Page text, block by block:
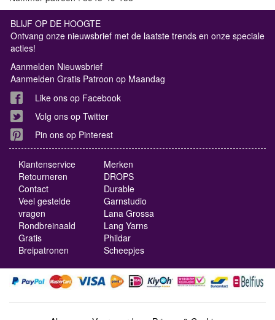
BLIJF OP DE HOOGTE
Ontvang onze nieuwsbrief met de laatste trends en onze speciale
acties!
Aanmelden Nieuwsbrief
Aanmelden Gratis Patroon op Maandag
Like ons op Facebook
Volg ons op Twitter
Pin ons op Pinterest
Klantenservice
Retourneren
Contact
Veel gestelde
vragen
Rondbreinaald
Gratis
Breipatronen
Merken
DROPS
Durable
Garnstudio
Lana Grossa
Lang Yarns
Phildar
Scheepjes